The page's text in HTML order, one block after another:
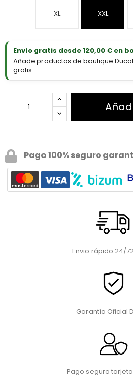
XL XXL
Envío gratis desde 120,00 € en
Añade productos de boutique
gratis.
Pago 100% seguro
Envio rápido 24/
Garantía Oficial
Pago seguro